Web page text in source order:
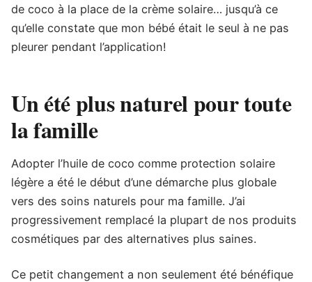
de coco à la place de la crème solaire… jusqu’à ce
qu’elle constate que mon bébé était le seul à ne pas
pleurer pendant l’application!
Un été plus naturel pour toute
la famille
Adopter l’huile de coco comme protection solaire
légère a été le début d’une démarche plus globale
vers des soins naturels pour ma famille. J’ai
progressivement remplacé la plupart de nos produits
cosmétiques par des alternatives plus saines.
Ce petit changement a non seulement été bénéfique